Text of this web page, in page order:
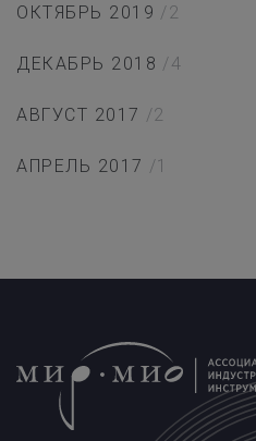
ОКТЯБРЬ 2019 /2
ДЕКАБРЬ 2018 /4
АВГУСТ 2017 /2
АПРЕЛЬ 2017 /1